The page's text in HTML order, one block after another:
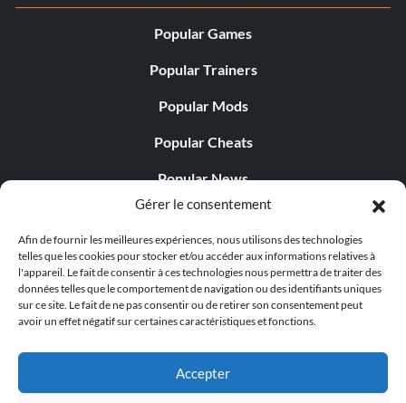
Gérer le consentement
Afin de fournir les meilleures expériences, nous utilisons des technologies
telles que les cookies pour stocker et/ou accéder aux informations relatives à
l'appareil. Le fait de consentir à ces technologies nous permettra de traiter des
données telles que le comportement de navigation ou des identifiants uniques
sur ce site. Le fait de ne pas consentir ou de retirer son consentement peut
avoir un effet négatif sur certaines caractéristiques et fonctions.
Accepter
Popular Games
Popular Trainers
Popular Mods
Popular Cheats
Popular News
Popular Editorials
Popular Free Games
LATEST UPDATES